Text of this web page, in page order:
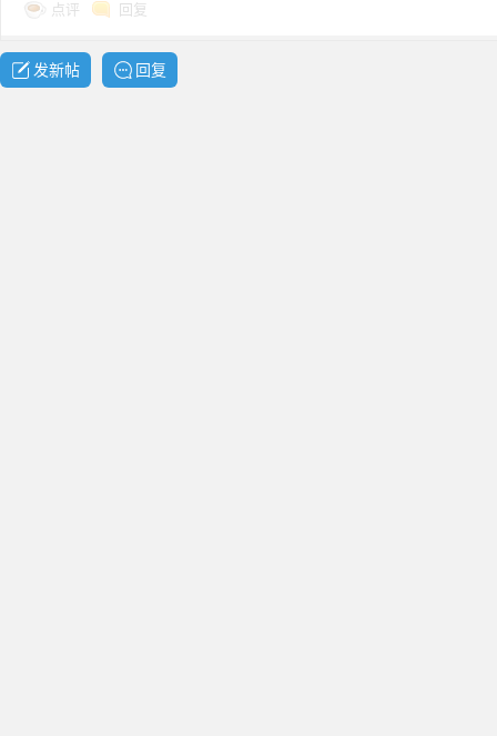
点评 回复
发新帖 回复